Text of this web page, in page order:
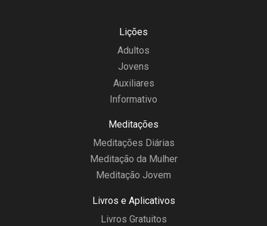
Lições
Adultos
Jovens
Auxiliares
Informativo
Meditações
Meditações Diárias
Meditação da Mulher
Meditação Jovem
Livros e Aplicativos
Livros Gratuitos